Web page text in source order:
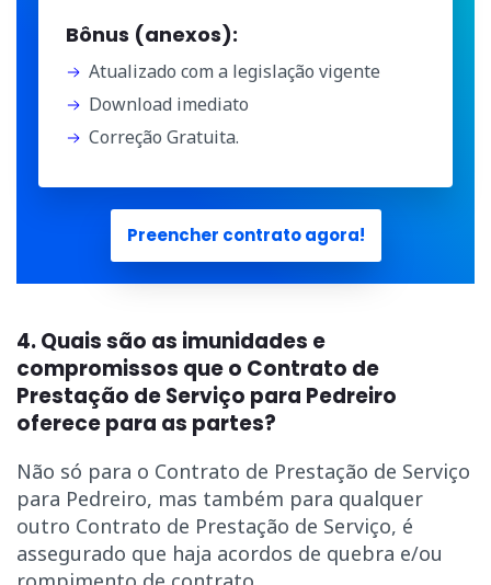
Bônus (anexos):
Atualizado com a legislação vigente
Download imediato
Correção Gratuita.
Preencher contrato agora!
4. Quais são as imunidades e
compromissos que o Contrato de
Prestação de Serviço para Pedreiro
oferece para as partes?
Não só para o Contrato de Prestação de Serviço
para Pedreiro, mas também para qualquer
outro Contrato de Prestação de Serviço, é
assegurado que haja acordos de quebra e/ou